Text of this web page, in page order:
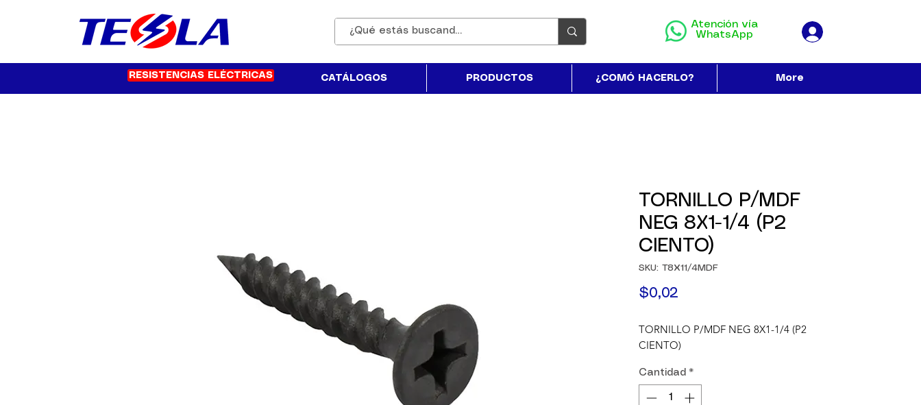
Atención vía
WhatsApp
RESISTENCIAS ELÉCTRICAS CATÁLOGOS PRODUCTOS ¿COMÓ HACERLO? More
TORNILLO P/MDF
NEG 8X1-1/4 (P2
CIENTO)
SKU: T8X11/4MDF
$0,02
TORNILLO P/MDF NEG 8X1-1/4 (P2
CIENTO)
Cantidad *